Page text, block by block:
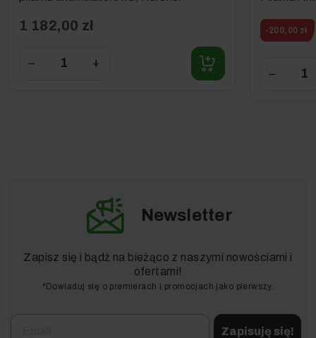
1 182,00 zł
− +
-200,00 zł
−
Newsletter
Zapisz się i bądź na bieżąco z naszymi nowościami i
ofertami!
*Dowiaduj się o premierach i promocjach jako pierwszy.
Zapisuję się!